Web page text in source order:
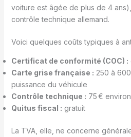
voiture est âgée de plus de 4
contrôle technique allemand.
Voici quelques coûts typiques à
Certificat de conformité (COC) :
Carte grise française : 250 à
puissance du véhicule
Contrôle technique : 75 € environ
Quitus fiscal : gratuit
La TVA, elle, ne concerne